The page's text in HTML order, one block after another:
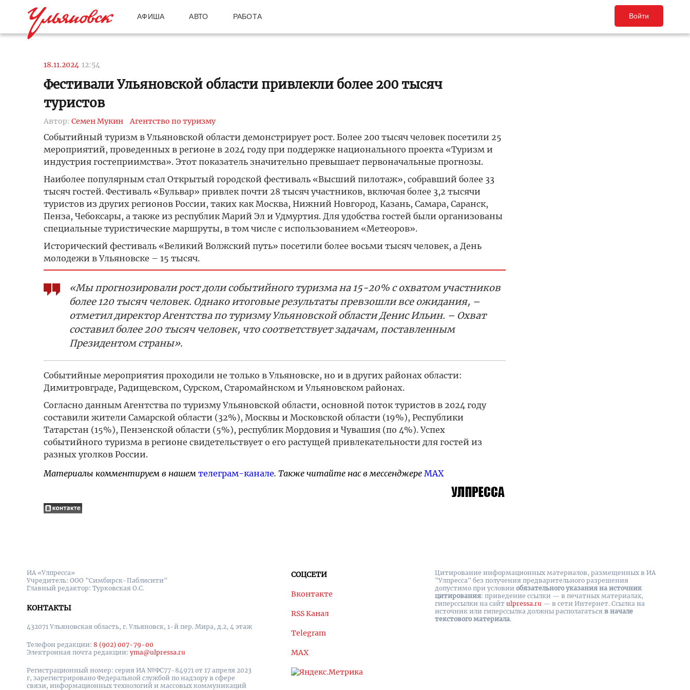
АФИША АВТО РАБОТА Войти
18.11.2024 12:54
Фестивали Ульяновской области привлекли более 200 тысяч
туристов
Автор: Семен Мукин Агентство по туризму
Событийный туризм в Ульяновской области демонстрирует рост. Более 200 тысяч человек посетили 25
мероприятий, проведенных в регионе в 2024 году при поддержке национального проекта «Туризм и
индустрия гостеприимства». Этот показатель значительно превышает первоначальные прогнозы.
Наиболее популярным стал Открытый городской фестиваль «Высший пилотаж», собравший более 33
тысяч гостей. Фестиваль «Бульвар» привлек почти 28 тысяч участников, включая более 3,2 тысячи
туристов из других регионов России, таких как Москва, Нижний Новгород, Казань, Самара, Саранск,
Пенза, Чебоксары, а также из республик Марий Эл и Удмуртия. Для удобства гостей были организованы
специальные туристические маршруты, в том числе с использованием «Метеоров».
Исторический фестиваль «Великий Волжский путь» посетили более восьми тысяч человек, а День
молодежи в Ульяновске – 15 тысяч.
«Мы прогнозировали рост доли событийного туризма на 15-20% с охватом участников
более 120 тысяч человек. Однако итоговые результаты превзошли все ожидания, –
отметил директор Агентства по туризму Ульяновской области Денис Ильин. – Охват
составил более 200 тысяч человек, что соответствует задачам, поставленным
Президентом страны».
Событийные мероприятия проходили не только в Ульяновске, но и в других районах области:
Димитровграде, Радищевском, Сурском, Старомайнском и Ульяновском районах.
Согласно данным Агентства по туризму Ульяновской области, основной поток туристов в 2024 году
составили жители Самарской области (32%), Москвы и Московской области (19%), Республики
Татарстан (15%), Пензенской области (5%), республик Мордовия и Чувашия (по 4%). Успех
событийного туризма в регионе свидетельствует о его растущей привлекательности для гостей из
разных уголков России.
Материалы комментируем в нашем телеграм-канале. Также читайте нас в мессенджере MAX
ИА «Улпресса»
Учредитель: ООО "Симбирск-Паблисити"
Главный редактор: Турковская О.С.
КОНТАКТЫ
432071 Ульяновская область, г. Ульяновск, 1-й пер. Мира, д.2, 4 этаж
Телефон редакции: 8 (902) 007-79-00
Электронная почта редакции: yma@ulpressa.ru
Регистрационный номер: серия ИА №ФС77-84971 от 17 апреля 2023
г, зарегистрировано Федеральной службой по надзору в сфере
связи, информационных технологий и массовых коммуникаций
СОЦСЕТИ
Вконтакте
RSS Канал
Telegram
MAX
Цитирование информационных материалов, размещенных в ИА
"Улпресса" без получения предварительного разрешения
допустимо при условии обязательного указания на источник
цитирования: приведение ссылки — в печатных материалах,
гиперссылки на cайт ulpressa.ru — в сети Интернет. Ссылка на
источник или гиперссылка должны располагаться в начале
текстового материала.